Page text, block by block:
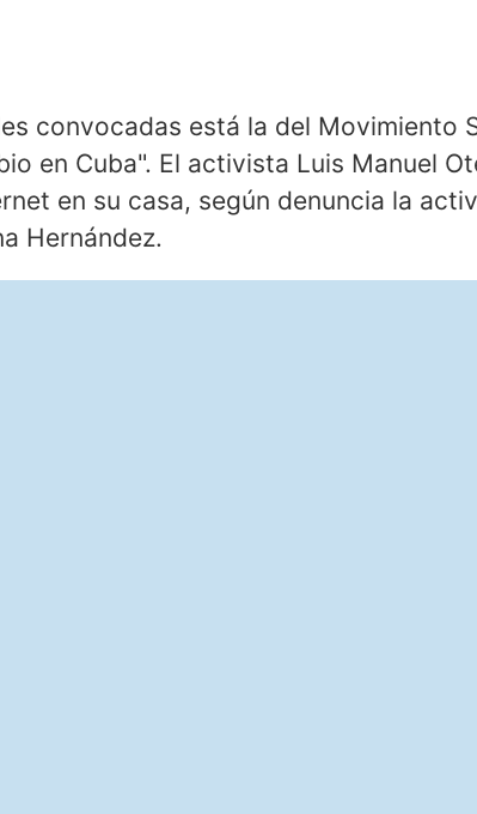
convocadas está la del Movimiento
en Cuba". El activista Luis Manuel
en su casa, según denuncia la
Hernández.